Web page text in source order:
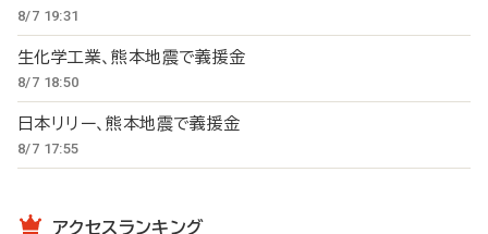
8/7 19:31
生化学工業、熊本地震で義援金
8/7 18:50
日本リリー、熊本地震で義援金
8/7 17:55
アクセスランキング